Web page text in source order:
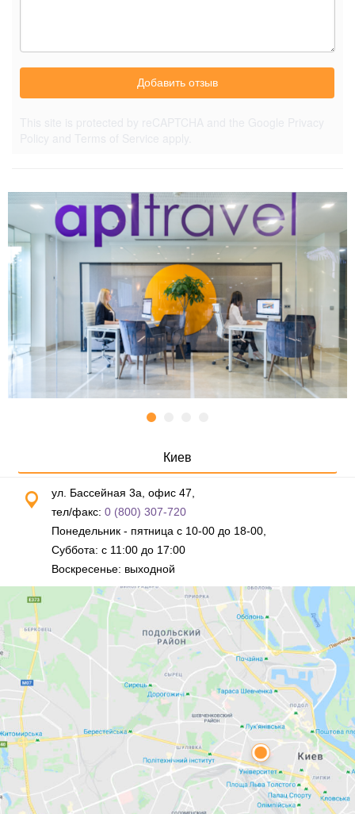
Добавить отзыв
Киев
ул. Бассейная 3а, офис 47,
тел/факс: 0 (800) 307-720
Понедельник - пятница с 10-00 до 18-00,
Суббота: с 11:00 до 17:00
Воскресенье: выходной